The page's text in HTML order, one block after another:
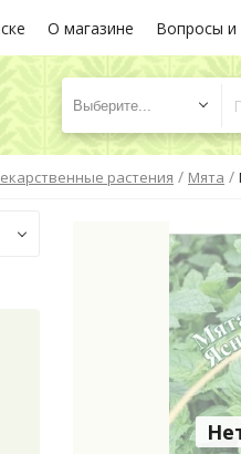
О магазине Вопросы и
Выберите...
растения / Мята /